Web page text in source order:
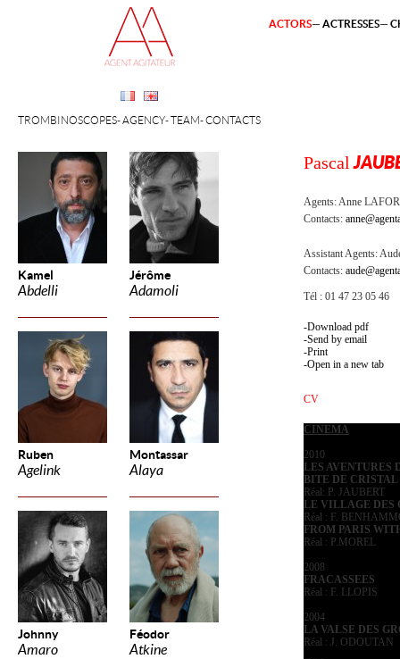
Kamel
Abdelli
Jérôme
Adamoli
Ruben
Agelink
Montassar
Alaya
Johnny
Amaro
Féodor
Atkine
TROMBINOSCOPES AGENCY TEAM CONTACTS
ACTORS ACTRESSES
Pascal
Agents:Anne
Contacts:
Assistant Agents:
Contacts:
Tél : 01 47 23 05 46
Download pdf
Send by email
Print
Open in a new tab
CV
CINEMA
2010
LES
BITE DE CRISTAL
Réal: P. JAUBERT
LE VILLAGE DES
Réal : F.
FROM PARIS
Réal : P.MOREL
2008
FRACASSEES
Réal : F. LLOPIS
2004
LA VALSE DES
Réal : J. ODOUTAN